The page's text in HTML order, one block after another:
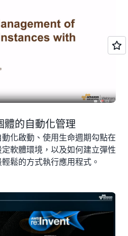
(傑夫·巴爾，AWS，2016 年 9
執行個體
度資源
（克里斯·巴克萊，AWS，
12 月)
體的自動化管理
化啟動、使用生命週期勾點在
軟體環境，以及如何建立彈性
鬆的方式執行應用程式。